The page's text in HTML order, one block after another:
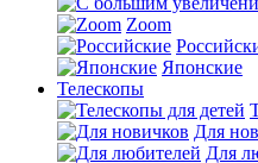
Zoom
Японские
Телескопы
Для
Для